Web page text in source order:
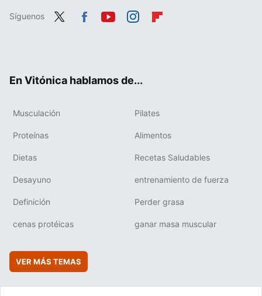
Síguenos
En Vitónica hablamos de...
Musculación Pilates
Proteínas Alimentos
Dietas Recetas Saludables
Desayuno entrenamiento de fuerza
Definición Perder grasa
cenas protéicas ganar masa muscular
VER MÁS TEMAS